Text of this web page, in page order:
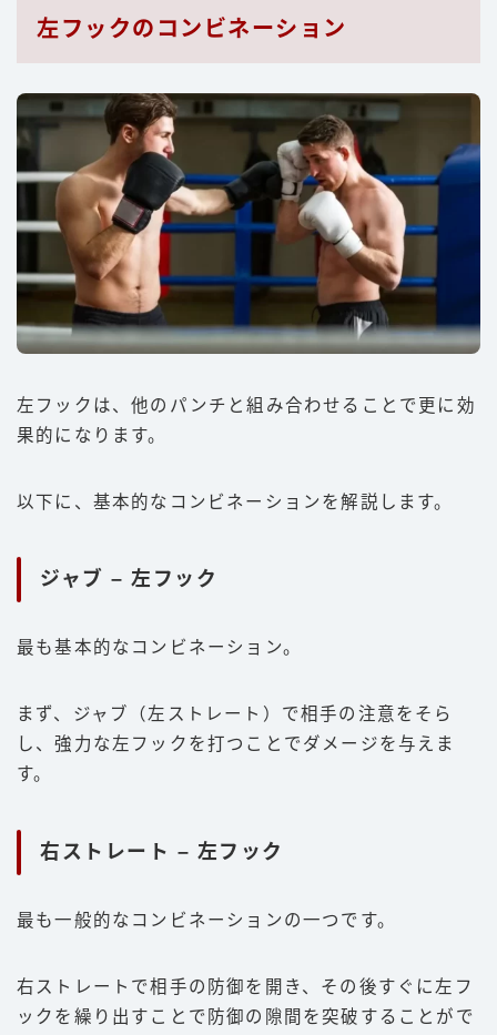
左フックのコンビネーション
左フックは、他のパンチと組み合わせることで更に効
果的になります。
以下に、基本的なコンビネーションを解説します。
ジャブ – 左フック
最も基本的なコンビネーション。
まず、ジャブ（左ストレート）で相手の注意をそら
し、強力な左フックを打つことでダメージを与えま
す。
右ストレート – 左フック
最も一般的なコンビネーションの一つです。
右ストレートで相手の防御を開き、その後すぐに左フ
ックを繰り出すことで防御の隙間を突破することがで